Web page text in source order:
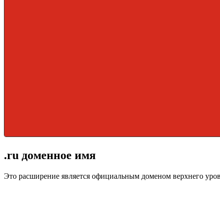
.ru доменное имя
Это расширение является официальным доменом верхнего